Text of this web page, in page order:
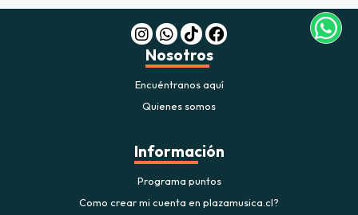
Nosotros
Encuéntranos aquí
Quienes somos
Información
Programa puntos
Como crear mi cuenta en plazamusica.cl?